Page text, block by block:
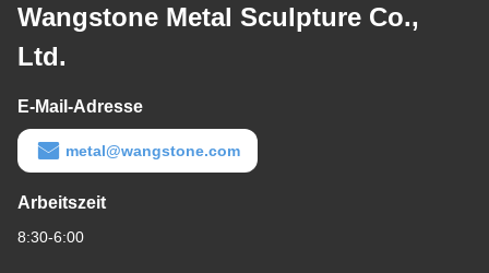
Wangstone Metal Sculpture Co.,
Ltd.
E-Mail-Adresse
metal@wangstone.com
Arbeitszeit
8:30-6:00